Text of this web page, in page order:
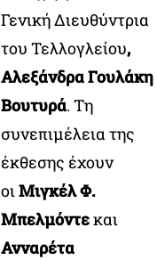
Γενική Διευθύντρια
του Τελλογλείου,
Αλεξάνδρα Γουλάκη
Βουτυρά. Τη
συνεπιμέλεια της
έκθεσης έχουν
οιΜιγκέλ Φ.
Μπελμόντεκαι
Ανναρέτα